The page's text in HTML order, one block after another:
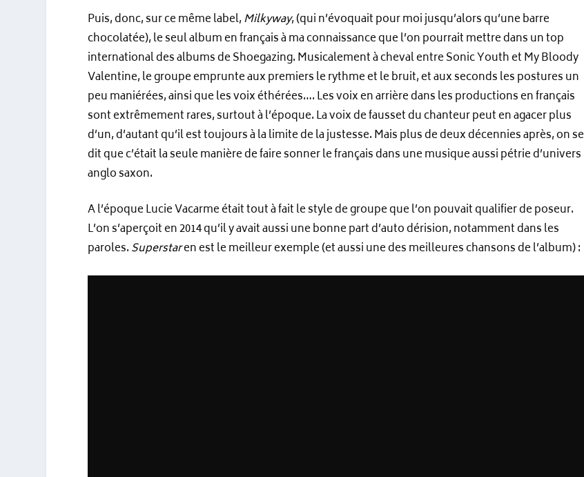
Puis, donc, sur ce même label,Milkyway, (qui n’évoquait pour moi jusqu’alors qu’une barre
chocolatée), le seul album en français à ma connaissance que l’on pourrait mettre dans un top
international des albums de Shoegazing. Musicalement à cheval entre Sonic Youth et My Bloody
Valentine, le groupe emprunte aux premiers le rythme et le bruit, et aux seconds les postures un
peu maniérées, ainsi que les voix éthérées…. Les voix en arrière dans les productions en français
sont extrêmement rares, surtout à l’époque. La voix de fausset du chanteur peut en agacer plus
d’un, d’autant qu’il est toujours à la limite de la justesse. Mais plus de deux décennies après, on se
dit que c’était la seule manière de faire sonner le français dans une musique aussi pétrie d’univers
anglo saxon.
A l’époque Lucie Vacarme était tout à fait le style de groupe que l’on pouvait qualifier de poseur.
L’on s’aperçoit en 2014 qu’il y avait aussi une bonne part d’auto dérision, notamment dans les
paroles.Superstaren est le meilleur exemple (et aussi une des meilleures chansons de l’album) :